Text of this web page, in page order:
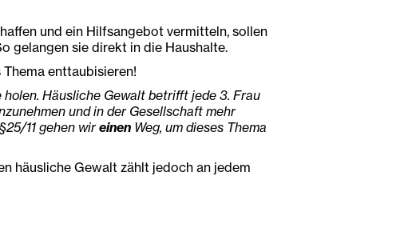
und ein Hilfsangebot vermitteln, sollen
gelangen sie direkt in die Haushalte.
enttaubisieren!
holen. Häusliche Gewalt betrifft jede 3. Frau
und in der Gesellschaft mehr
11 gehen wireinen Weg, um dieses Thema
häusliche Gewalt zählt jedoch an jedem